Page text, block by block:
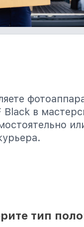
Black в
тип